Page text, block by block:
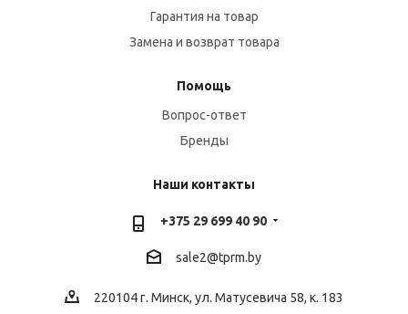
Гарантия на товар
Замена и возврат товара
Помощь
Вопрос-ответ
Бренды
Наши контакты
+375 29 699 40 90
sale2@tprm.by
220104 г. Минск, ул. Матусевича 58, к. 183